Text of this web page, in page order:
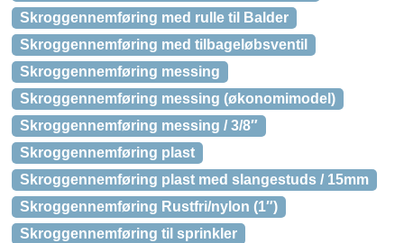
Skroggennemføring med rulle til Balder
Skroggennemføring med tilbageløbsventil
Skroggennemføring messing
Skroggennemføring messing (økonomimodel)
Skroggennemføring messing / 3/8″
Skroggennemføring plast
Skroggennemføring plast med slangestuds / 15mm
Skroggennemføring Rustfri/nylon (1″)
Skroggennemføring til sprinkler